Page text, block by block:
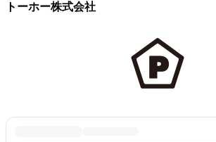
トーホー株式会社